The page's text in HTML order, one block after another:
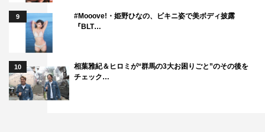
9
#Mooove!・姫野ひなの、ビキニ姿で美ボディ披露
『BLT…
10
相葉雅紀＆ヒロミが“群馬の3大お困りごと”のその後を
チェック…